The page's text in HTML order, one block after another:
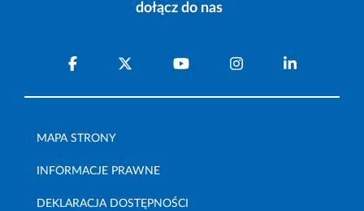
dołącz do nas
MAPA STRONY
INFORMACJE PRAWNE
DEKLARACJA DOSTĘPNOŚCI